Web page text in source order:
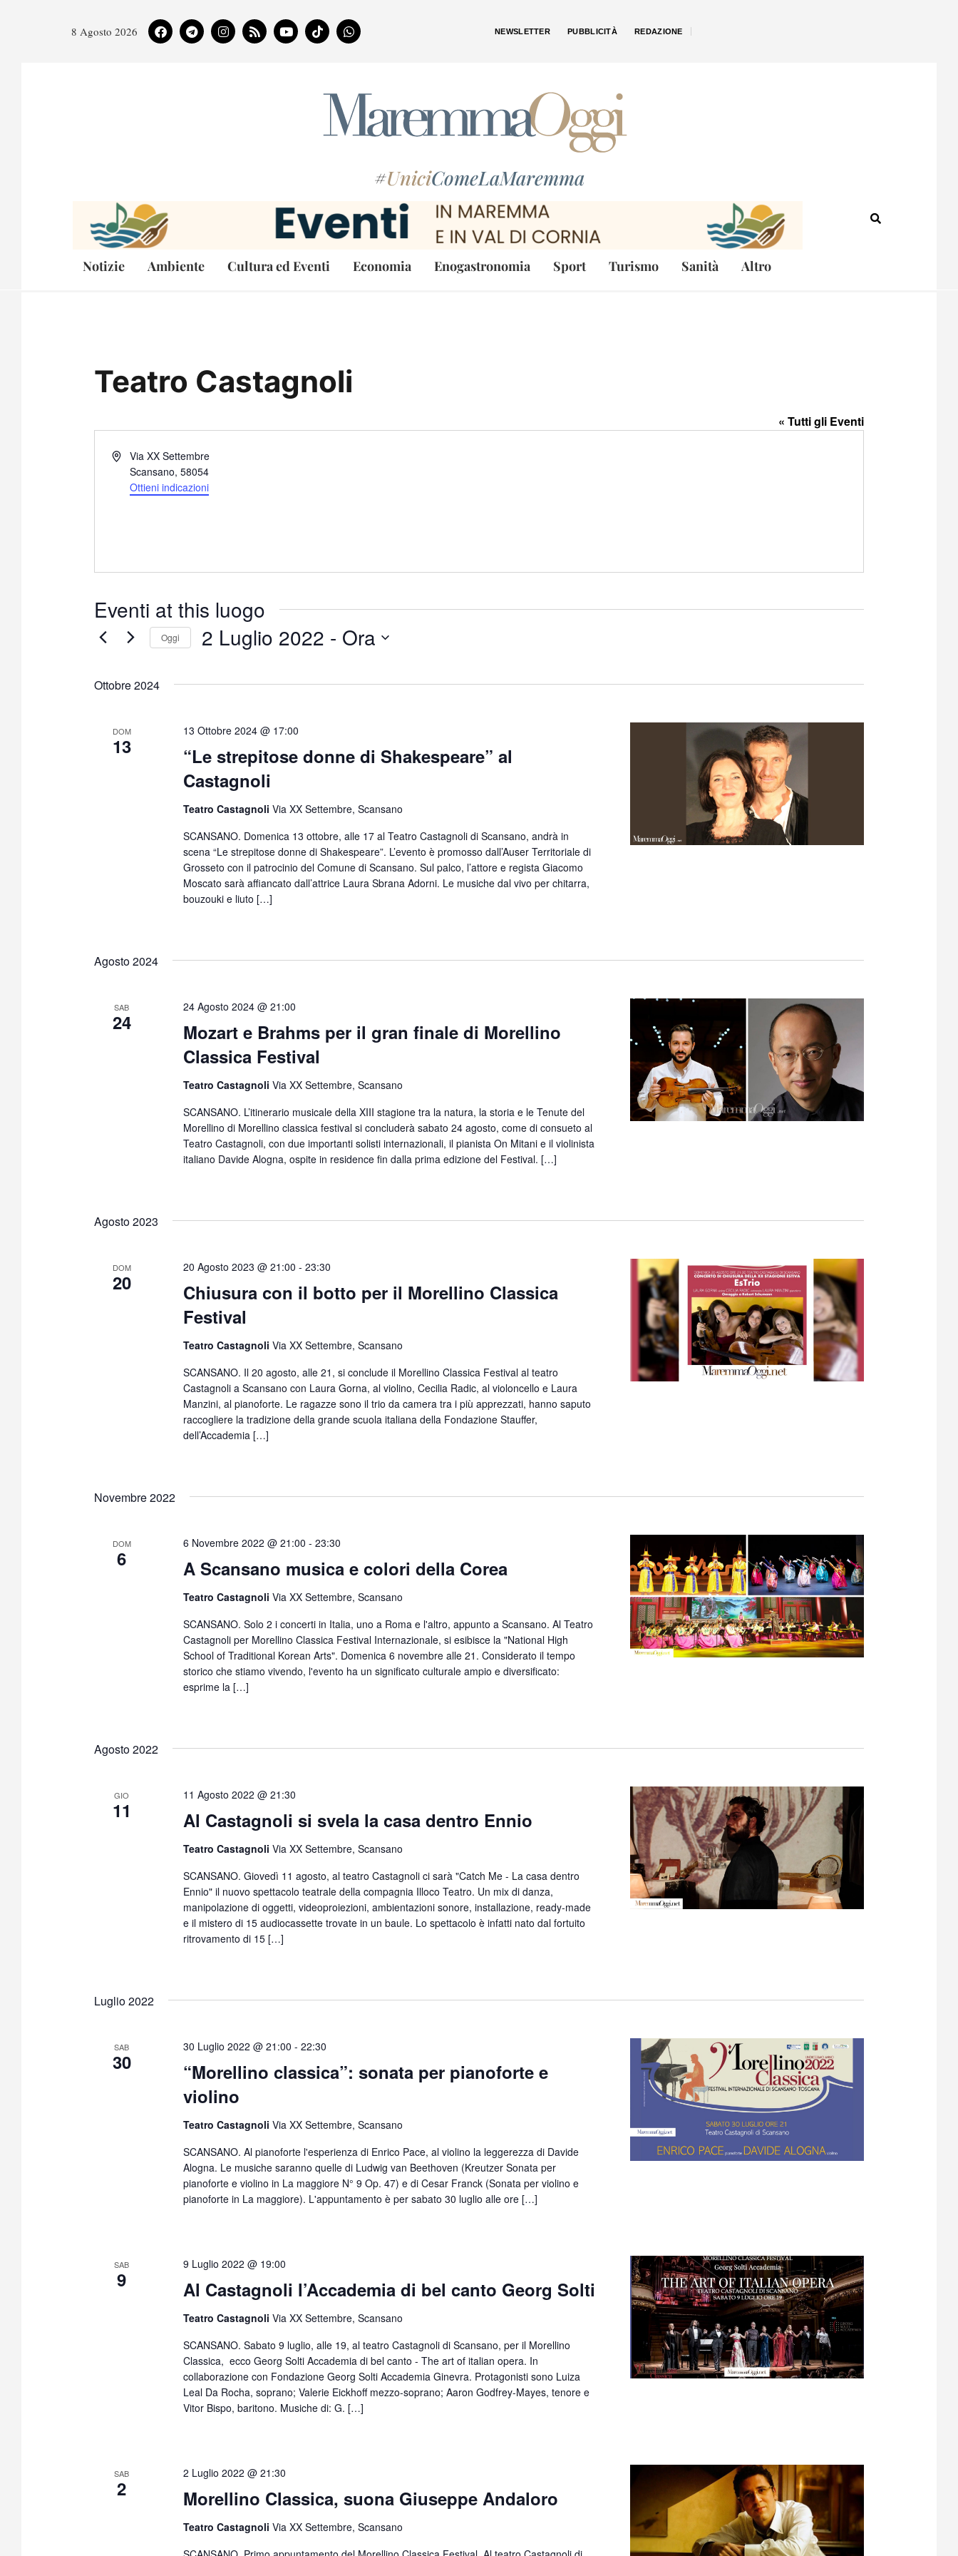
8 Agosto 2026 NEWSLETTER PUBBLICITÀ REDAZIONE
#UniciComeLaMaremma
Notizie Ambiente Cultura ed Eventi Economia Enogastronomia Sport Turismo Sanità Altro
Teatro Castagnoli
« Tutti gli Eventi
I
Via XX Settembre
Scansano, 58054
Ottieni indicazioni
Eventi at this luogo
Oggi 2 Luglio 2022 - Ora
z
o
n
l
a
d
a
t
a
Ottobre 2024
DOM
13
“Le strepitose donne di Shakespeare” al
Castagnoli
13 Ottobre 2024 @ 17:00
Teatro CastagnoliVia XX Settembre, Scansano
SCANSANO. Domenica 13 ottobre, alle 17 al Teatro Castagnoli di Scansano, andrà in
scena “Le strepitose donne di Shakespeare”. L’evento è promosso dall’Auser Territoriale di
Grosseto con il patrocinio del Comune di Scansano. Sul palco, l’attore e regista Giacomo
Moscato sarà affiancato dall’attrice Laura Sbrana Adorni. Le musiche dal vivo per chitarra,
bouzouki e liuto […]
Agosto 2024
SAB
24
Mozart e Brahms per il gran finale di Morellino
Classica Festival
24 Agosto 2024 @ 21:00
Teatro CastagnoliVia XX Settembre, Scansano
SCANSANO. L’itinerario musicale della XIII stagione tra la natura, la storia e le Tenute del
Morellino di Morellino classica festival si concluderà sabato 24 agosto, come di consueto al
Teatro Castagnoli, con due importanti solisti internazionali, il pianista On Mitani e il violinista
italiano Davide Alogna, ospite in residence fin dalla prima edizione del Festival. […]
Agosto 2023
DOM
20
Chiusura con il botto per il Morellino Classica
Festival
20 Agosto 2023 @ 21:00 -23:30
Teatro CastagnoliVia XX Settembre, Scansano
SCANSANO. Il 20 agosto, alle 21, si conclude il Morellino Classica Festival al teatro
Castagnoli a Scansano con Laura Gorna, al violino, Cecilia Radic, al violoncello e Laura
Manzini, al pianoforte. Le ragazze sono il trio da camera tra i più apprezzati, hanno saputo
raccogliere la tradizione della grande scuola italiana della Fondazione Stauffer,
dell’Accademia […]
Novembre 2022
DOM
6 A Scansano musica e colori della Corea
6 Novembre 2022 @ 21:00 -23:30
Teatro CastagnoliVia XX Settembre, Scansano
SCANSANO. Solo 2 i concerti in Italia, uno a Roma e l'altro, appunto a Scansano. Al Teatro
Castagnoli per Morellino Classica Festival Internazionale, si esibisce la "National High
School of Traditional Korean Arts". Domenica 6 novembre alle 21. Considerato il tempo
storico che stiamo vivendo, l'evento ha un significato culturale ampio e diversificato:
esprime la […]
Agosto 2022
GIO
11 Al Castagnoli si svela la casa dentro Ennio
11 Agosto 2022 @ 21:30
Teatro CastagnoliVia XX Settembre, Scansano
SCANSANO. Giovedì 11 agosto, al teatro Castagnoli ci sarà "Catch Me - La casa dentro
Ennio" il nuovo spettacolo teatrale della compagnia Illoco Teatro. Un mix di danza,
manipolazione di oggetti, videoproiezioni, ambientazioni sonore, installazione, ready-made
e il mistero di 15 audiocassette trovate in un baule. Lo spettacolo è infatti nato dal fortuito
ritrovamento di 15 […]
Luglio 2022
SAB
30
“Morellino classica”: sonata per pianoforte e
violino
30 Luglio 2022 @ 21:00 -22:30
Teatro CastagnoliVia XX Settembre, Scansano
SCANSANO. Al pianoforte l'esperienza di Enrico Pace, al violino la leggerezza di Davide
Alogna. Le musiche saranno quelle di Ludwig van Beethoven (Kreutzer Sonata per
pianoforte e violino in La maggiore N° 9 Op. 47) e di Cesar Franck (Sonata per violino e
pianoforte in La maggiore). L'appuntamento è per sabato 30 luglio alle ore […]
SAB
9 Al Castagnoli l’Accademia di bel canto Georg Solti
9 Luglio 2022 @ 19:00
Teatro CastagnoliVia XX Settembre, Scansano
SCANSANO. Sabato 9 luglio, alle 19, al teatro Castagnoli di Scansano, per il Morellino
Classica, ecco Georg Solti Accademia di bel canto - The art of italian opera. In
collaborazione con Fondazione Georg Solti Accademia Ginevra. Protagonisti sono Luiza
Leal Da Rocha, soprano; Valerie Eickhoff mezzo-soprano; Aaron Godfrey-Mayes, tenore e
Vitor Bispo, baritono. Musiche di: G. […]
SAB
2 Morellino Classica, suona Giuseppe Andaloro
2 Luglio 2022 @ 21:30
Teatro CastagnoliVia XX Settembre, Scansano